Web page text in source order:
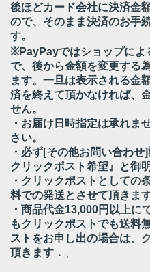
後ほどカード会社に決済金
ので、そのまま決済のお手
す。
※PayPayではショップによ
で、後から金額を変更する
ます。一旦は表示される金
済を終えて頂かなければ、
せん。
・お届け日時指定は承れま
さい。
・必ず[その他お問い合わ
クリックポスト希望』と御
・クリックポストとしての
料での発送とさせて頂きます
・商品代金13,000円以上に
もクリックポストでも送料
ストをお申し出の場合は、
頂きます．